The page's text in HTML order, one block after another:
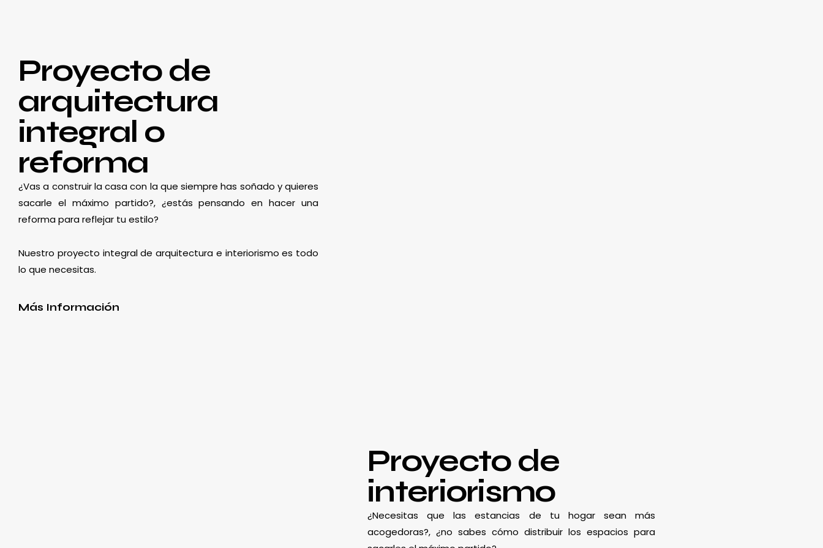
Proyecto de
arquitectura
integral o
reforma
¿Vas a construir la casa con la que siempre has soñado y quieres
sacarle el máximo partido?, ¿estás pensando en hacer una
reforma para reflejar tu estilo?
Nuestro proyecto integral de arquitectura e interiorismo es todo
lo que necesitas.
Más Información
Proyecto de
interiorismo
¿Necesitas que las estancias de tu hogar sean más
acogedoras?, ¿no sabes cómo distribuir los espacios para